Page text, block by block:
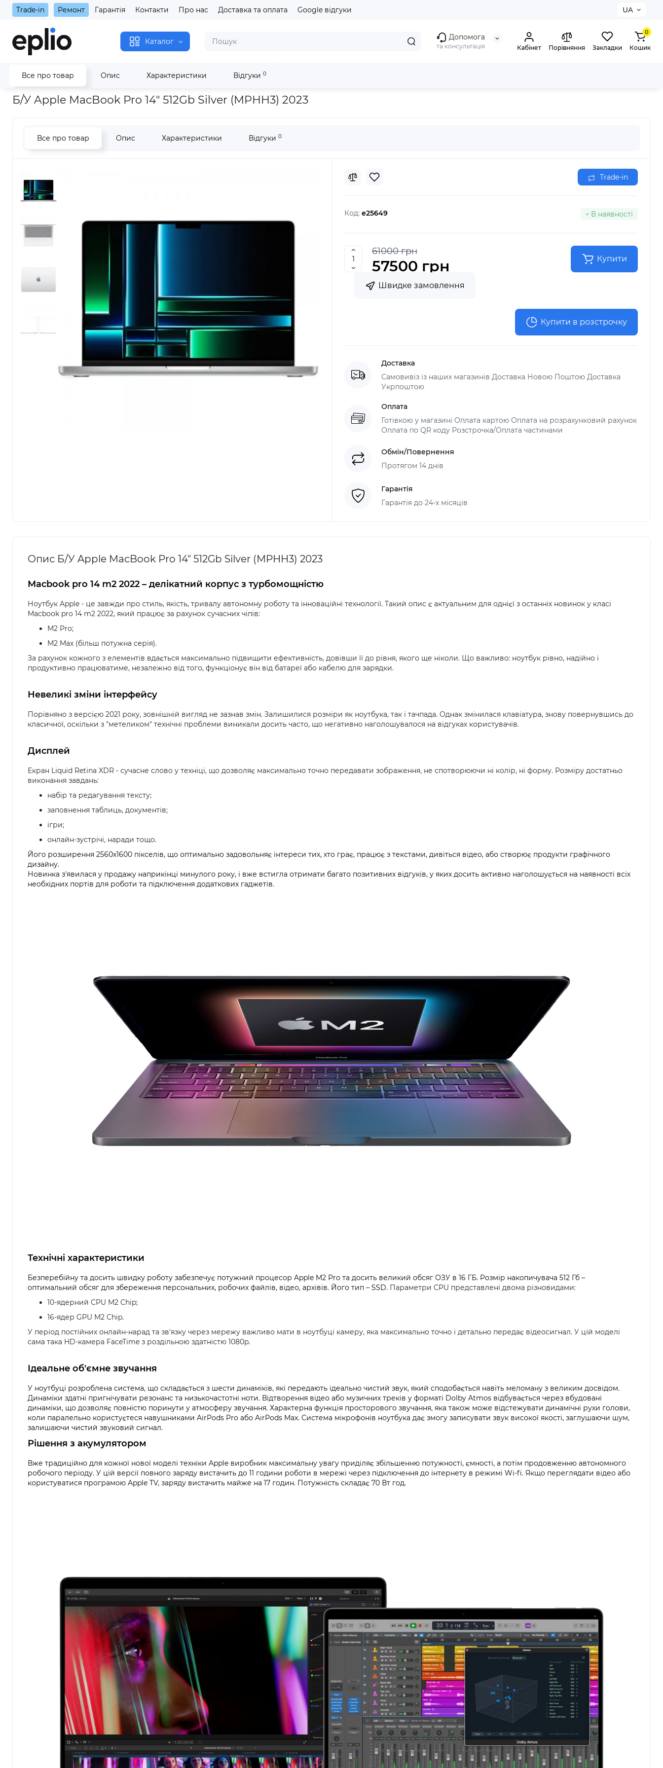
Trade-in Ремонт Гарантія Контакти Про нас Доставка та оплата Google відгуки UA
Каталог Допомога
та консультація Кабінет Порівняння Закладки
0
Кошик
Все про товар Опис Характеристики Відгуки 0
Головна Б/У Apple MacBook Pro 14" 512Gb Silver (MPHH3) 2023
Б/У Apple MacBook Pro 14" 512Gb Silver (MPHH3) 2023
Все про товар Опис Характеристики Відгуки 0
Trade-in
Код: e25649 В наявності
61000 грн
57500 грн Купити
Швидке замовлення
Купити в розстрочку
Доставка
Самовивіз із наших магазинів Доставка Новою Поштою Доставка
Укрпоштою
Оплата
Готівкою у магазині Оплата картою Оплата на розрахунковий рахунок
Оплата по QR коду Розстрочка/Оплата частинами
Обмін/Повернення
Протягом 14 днів
Гарантія
Гарантія до 24-х місяців
Опис Б/У Apple MacBook Pro 14" 512Gb Silver (MPHH3) 2023
Macbook pro 14 m2 2022 – делікатний корпус з турбомощністю
Ноутбук Apple - це завжди про стиль, якість, тривалу автономну роботу та інноваційні технології. Такий опис є актуальним для однієї з останніх новинок у класі
Macbook pro 14 m2 2022, який працює за рахунок сучасних чіпів:
M2 Pro;
M2 Max (більш потужна серія).
За рахунок кожного з елементів вдається максимально підвищити ефективність, довівши її до рівня, якого ще ніколи. Що важливо: ноутбук рівно, надійно і
продуктивно працюватиме, незалежно від того, функціонує він від батареї або кабелю для зарядки.
Невеликі зміни інтерфейсу
Порівняно з версією 2021 року, зовнішній вигляд не зазнав змін. Залишилися розміри як ноутбука, так і тачпада. Однак змінилася клавіатура, знову повернувшись до
класичної, оскільки з "метеликом" технічні проблеми виникали досить часто, що негативно наголошувалося на відгуках користувачів.
Дисплей
Екран Liquid Retina XDR - сучасне слово у техніці, що дозволяє максимально точно передавати зображення, не спотворюючи ні колір, ні форму. Розміру достатньо
виконання завдань:
набір та редагування тексту;
заповнення таблиць, документів;
ігри;
онлайн-зустрічі, наради тощо.
Його розширення 2560х1600 пікселів, що оптимально задовольняє інтереси тих, хто грає, працює з текстами, дивіться відео, або створює продукти графічного
дизайну.
Новинка з'явилася у продажу наприкінці минулого року, і вже встигла отримати багато позитивних відгуків, у яких досить активно наголошується на наявності всіх
необхідних портів для роботи та підключення додаткових гаджетів.
Технічні характеристики
Безперебійну та досить швидку роботу забезпечує потужний процесор Apple M2 Pro та досить великий обсяг ОЗУ в 16 ГБ. Розмір накопичувача 512 Гб –
оптимальний обсяг для збереження персональних, робочих файлів, відео, архівів. Його тип – SSD. Параметри CPU представлені двома різновидами:
10-ядерний CPU M2 Chip;
16-ядер GPU M2 Chip.
У період постійних онлайн-нарад та зв'язку через мережу важливо мати в ноутбуці камеру, яка максимально точно і детально передає відеосигнал. У цій моделі
сама така HD-камера FaceTime з роздільною здатністю 1080p.
Ідеальне об'ємне звучання
У ноутбуці розроблена система, що складається з шести динаміків, які передають ідеально чистий звук, який сподобається навіть меломану з великим досвідом.
Динаміки здатні пригнічувати резонанс та низькочастотні ноти. Відтворення відео або музичних треків у форматі Dolby Atmos відбувається через вбудовані
динаміки, що дозволяє повністю поринути у атмосферу звучання. Характерна функція просторового звучання, яка також може відстежувати динамічні рухи голови,
коли паралельно користуєтеся навушниками AirPods Pro або AirPods Max. Система мікрофонів ноутбука дає змогу записувати звук високої якості, заглушаючи шум,
залишаючи чистий звуковий сигнал.
Рішення з акумулятором
Вже традиційно для кожної нової моделі техніки Apple виробник максимальну увагу приділяє збільшенню потужності, ємності, а потім продовженню автономного
робочого періоду. У цій версії повного заряду вистачить до 11 години роботи в мережі через підключення до інтернету в режимі Wi-fi. Якщо переглядати відео або
користуватися програмою Apple TV, заряду вистачить майже на 17 годин. Потужність складає 70 Вт год.